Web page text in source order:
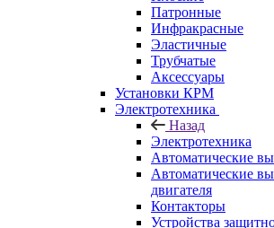
Патронные
Инфракрасные
Эластичные
Трубчатые
Аксессуары
Установки КРМ
Электротехника
Назад
Электротехника
Автоматические
Автоматические
двигателя
Контакторы
Устройства